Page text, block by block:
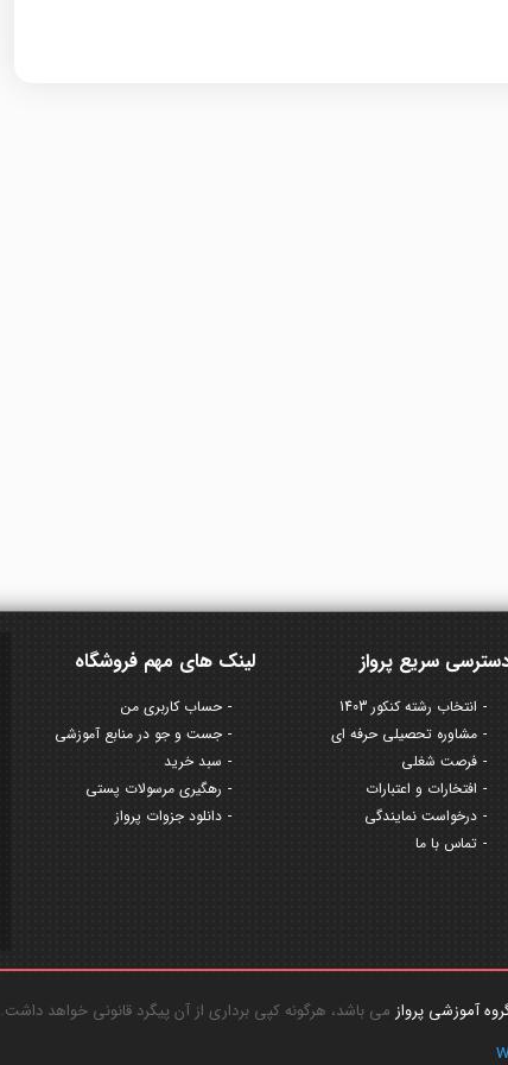
لینک های مهم فروشگاه
حساب کاربری من
جست و جو در منابع آموزشی
سبد خرید
رهگیری مرسولات پستی
دانلود جزوات پرواز
سریع پرواز
انتخاب رشته کنکور 1403
مشاوره تحصیلی حرفه ای
فرصت شغلی
افتخارات و اعتبارات
درخواست نمایندگی
تماس با ما
آموزشی پروازمی باشد، هرگونه کپی برداری از آن پیگرد قانونی خواهد داشت.